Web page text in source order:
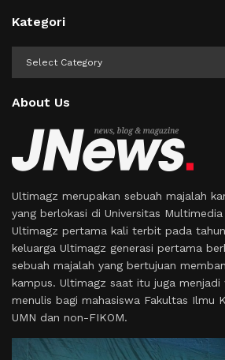
Kategori
About Us
Ultimagz merupakan sebuah majalah
yang berlokasi di Universitas Multimedia
Ultimagz pertama kali terbit pada
keluarga Ultimagz generasi pertama
sebuah majalah yang bertujuan
kampus. Ultimagz saat itu juga menjadi
menulis bagi mahasiswa Fakultas Ilmu
UMN dan non-FIKOM.